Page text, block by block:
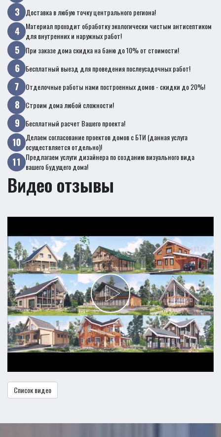
Доставка в любую точку центрального региона!
Материал проходит обработку экологически чистым антисептиком
для внутренних и наружных работ!
При заказе дома скидка на баню до 10% от стоимости!
Бесплатный выезд для проведения послеусадочных работ!
Отделочные работы нами построенных домов - скидки до 20%!
Строим дома любой сложности!
Бесплатный расчет Вашего проекта!
Делаем согласование проектов домов с БТИ (данная услуга
осуществляется отдельно)!
Предлагаем услуги дизайнера по созданию визуального вида
вашего будущего дома!
Видео отзывы
Список видео